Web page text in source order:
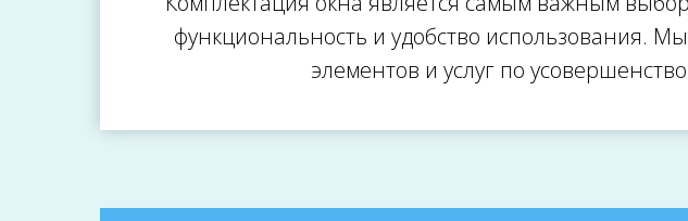
функциональность и удобство использования.
элементов и услуг по